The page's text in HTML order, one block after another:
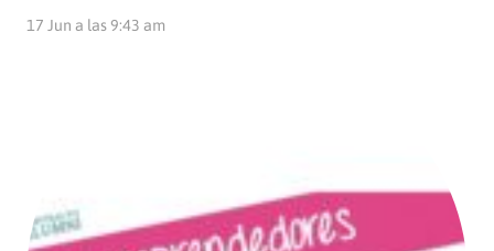
17 Jun a las 9:43 am